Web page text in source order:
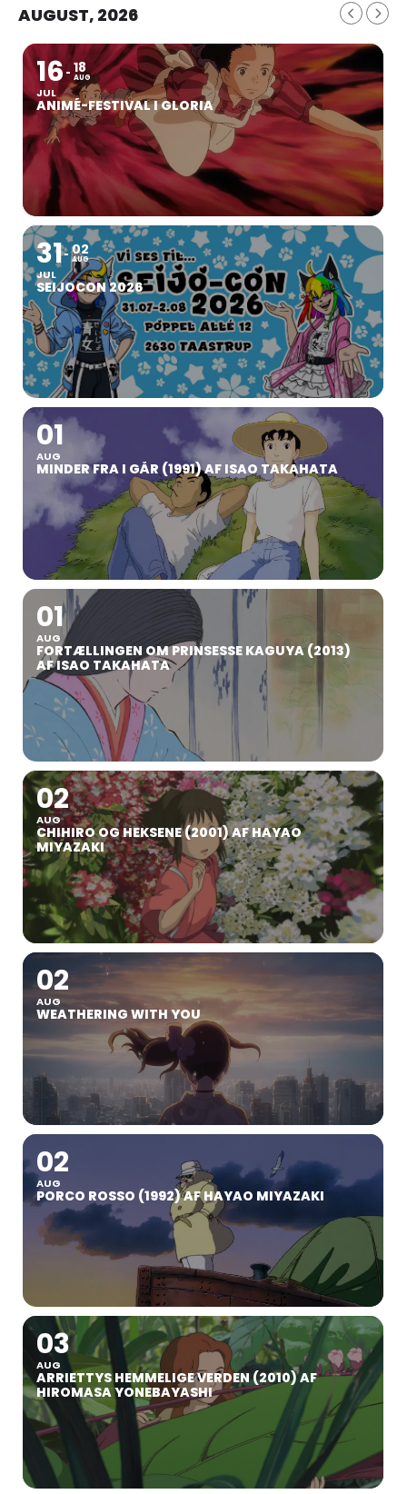
AUGUST, 2026
16
JUL
18
AUG
ANIMÉ-FESTIVAL I GLORIA
31
JUL
02
AUG
SEIJOCON 2026
01
AUG
MINDER FRA I GÅR (1991) AF ISAO TAKAHATA
01
AUG
FORTÆLLINGEN OM PRINSESSE KAGUYA (2013)
AF ISAO TAKAHATA
02
AUG
CHIHIRO OG HEKSENE (2001) AF HAYAO
MIYAZAKI
02
AUG
WEATHERING WITH YOU
02
AUG
PORCO ROSSO (1992) AF HAYAO MIYAZAKI
03
AUG
ARRIETTYS HEMMELIGE VERDEN (2010) AF
HIROMASA YONEBAYASHI